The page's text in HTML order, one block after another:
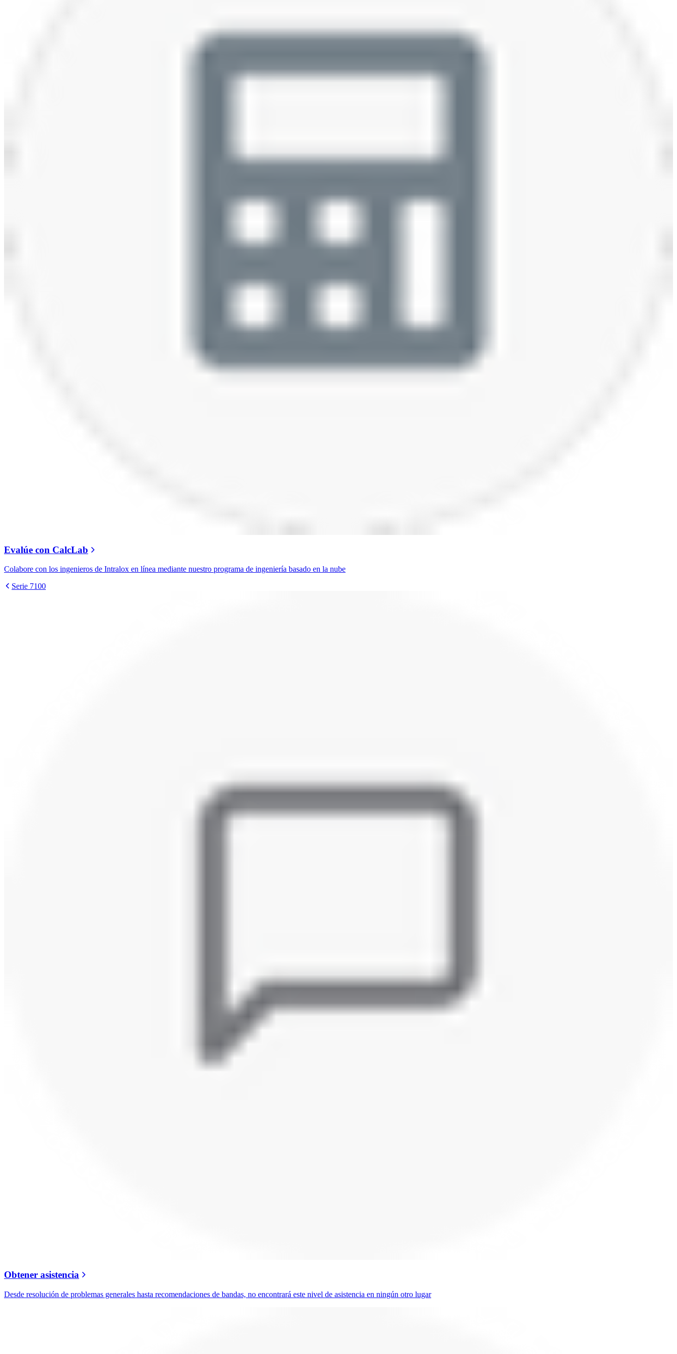
Evalúe con CalcLab
Colabore con los ingenieros de Intralox en línea mediante nuestro programa de ingeniería basado en la nube
Serie 7100
Obtener asistencia
Desde resolución de problemas generales hasta recomendaciones de bandas, no encontrará este nivel de asistencia en ningún otro lugar